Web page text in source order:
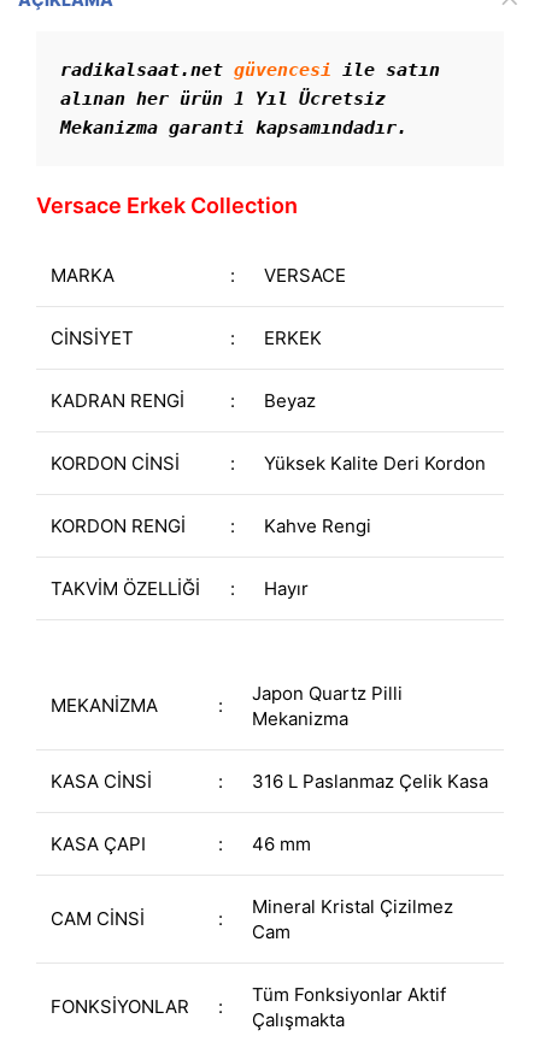
radikalsaat.net güvencesi ile satın
alınan her ürün 1 Yıl Ücretsiz
Mekanizma garanti kapsamındadır.
Versace Erkek Collection
MARKA : VERSACE
CİNSİYET : ERKEK
KADRAN RENGİ : Beyaz
KORDON CİNSİ : Yüksek Kalite Deri Kordon
KORDON RENGİ : Kahve Rengi
TAKVİM ÖZELLİĞİ : Hayır
MEKANİZMA :
Japon Quartz Pilli
Mekanizma
KASA CİNSİ : 316 L Paslanmaz Çelik Kasa
KASA ÇAPI : 46 mm
CAM CİNSİ :
Mineral Kristal Çizilmez
Cam
FONKSİYONLAR :
Tüm Fonksiyonlar Aktif
Çalışmakta